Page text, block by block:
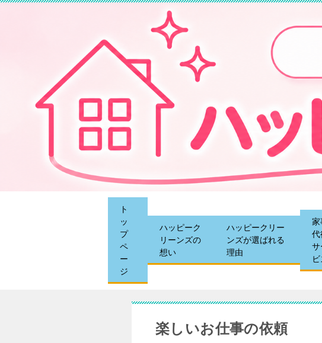
ト
ッ
プ
ペ
ー
ジ
ハッピーク
リーンズの
想い
ハッピークリー
ンズが選ばれる
理由
家
代
サ
ビ
楽しいお仕事の依頼